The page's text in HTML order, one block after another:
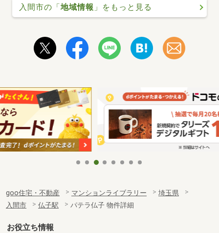
入間市の「地域情報 」をもっと見る
goo住宅・不動産 マンションライブラリー
埼玉県
入間市
仏子駅 パテラ仏子 物件詳細
お役立ち情報